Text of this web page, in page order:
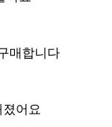
매합니다
어요